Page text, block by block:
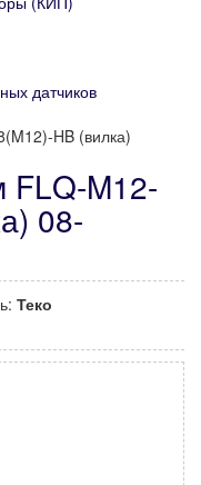
датчиков
HB (вилка)
M12-
08-
Теко